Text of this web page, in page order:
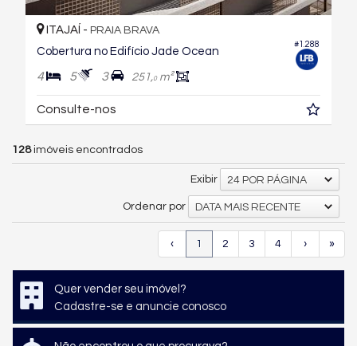
#1.288
ITAJAÍ - PRAIA BRAVA
Cobertura no Edifício Jade Ocean
4 5 3 251,0m²
Consulte-nos
128imóveis encontrados
Exibir 24 POR PÁGINA
Ordenar por DATA MAIS RECENTE
‹ 1 2 3 4 › »
Quer vender seu imóvel?
Cadastre-se e anuncie conosco